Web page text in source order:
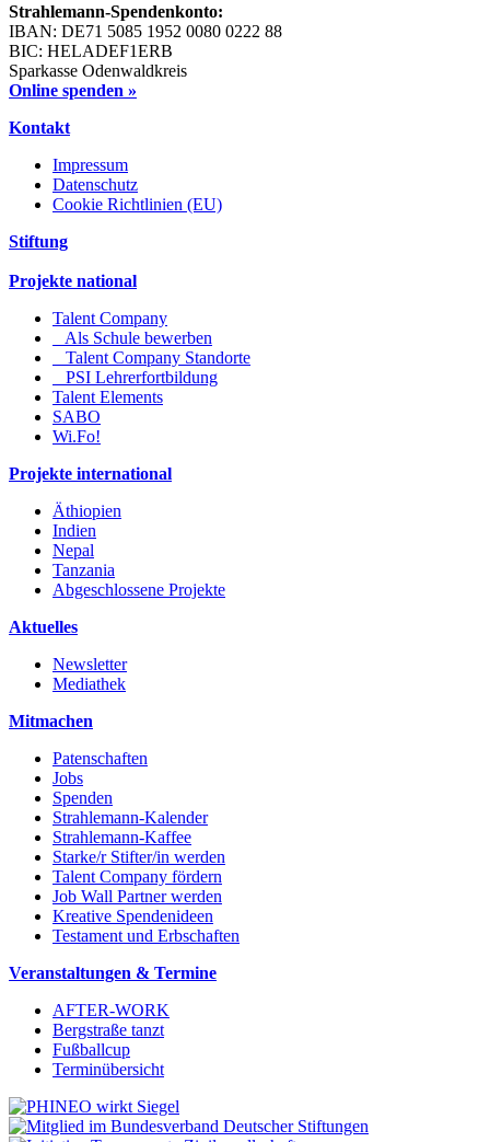
Strahlemann-Spendenkonto:
IBAN: DE71 5085 1952 0080 0222 88
BIC: HELADEF1ERB
Sparkasse Odenwaldkreis
Online spenden »
Kontakt
Impressum
Datenschutz
Cookie Richtlinien (EU)
Stiftung
Projekte national
Talent Company
Als Schule bewerben
Talent Company Standorte
PSI Lehrerfortbildung
Talent Elements
SABO
Wi.Fo!
Projekte international
Äthiopien
Indien
Nepal
Tanzania
Abgeschlossene Projekte
Aktuelles
Newsletter
Mediathek
Mitmachen
Patenschaften
Jobs
Spenden
Strahlemann-Kalender
Strahlemann-Kaffee
Starke/r Stifter/in werden
Talent Company fördern
Job Wall Partner werden
Kreative Spendenideen
Testament und Erbschaften
Veranstaltungen & Termine
AFTER-WORK
Bergstraße tanzt
Fußballcup
Terminübersicht